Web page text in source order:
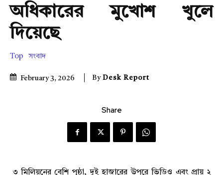
অধিকারের মুখোশ খুলে
দিয়েছে
Top সংবাদ
February 3, 2026 By Desk Report
Share
৩ মিলিয়নের বেশি পৃষ্ঠা, দুই হাজারের উপরে ভিডিও এবং প্রায় ২